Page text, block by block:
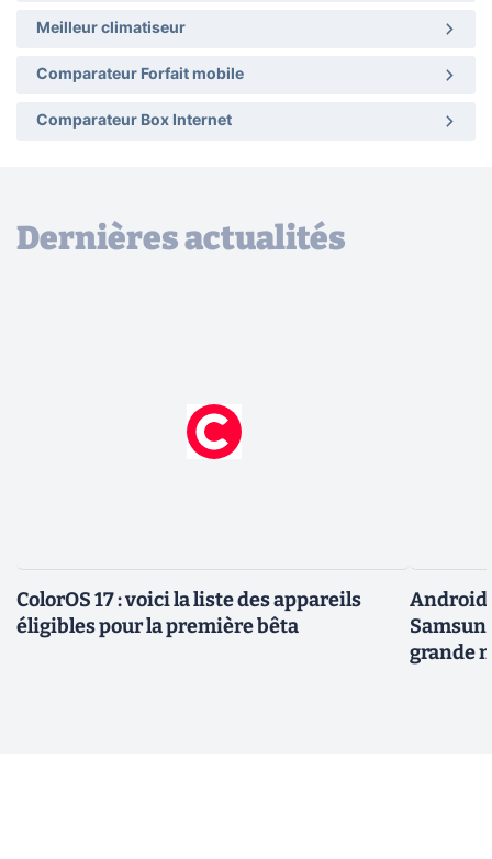
Meilleur climatiseur
Comparateur Forfait mobile
Comparateur Box Internet
Dernières actualités
ColorOS 17 : voici la liste des appareils
éligibles pour la première bêta
Android
grande